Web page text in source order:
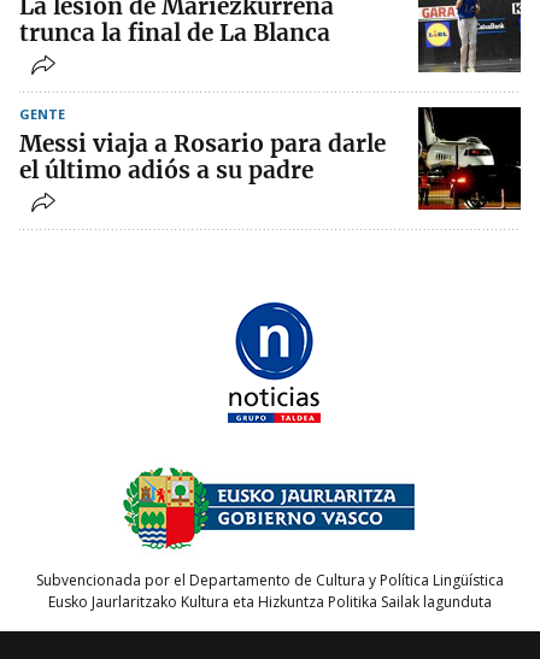
La lesión de Mariezkurrena
trunca la final de La Blanca
GENTE
Messi viaja a Rosario para darle
el último adiós a su padre
Subvencionada por el Departamento de Cultura y Política Lingüística
Eusko Jaurlaritzako Kultura eta Hizkuntza Politika Sailak lagunduta